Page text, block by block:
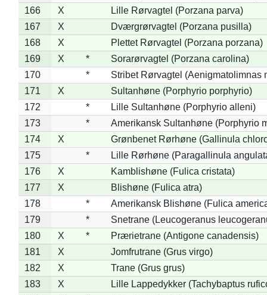
166
X
Lille Rørvagtel (Porzana parva)
167
X
Dværgrørvagtel (Porzana pusilla)
168
X
Plettet Rørvagtel (Porzana porzana)
169
X *
Sorarørvagtel (Porzana carolina)
170
*
Stribet Rørvagtel (Aenigmatolimnas
171
X
Sultanhøne (Porphyrio porphyrio)
172
*
Lille Sultanhøne (Porphyrio alleni)
173
*
Amerikansk Sultanhøne (Porphyrio
174
X
Grønbenet Rørhøne (Gallinula
175
*
Lille Rørhøne (Paragallinula
176
X
Kamblishøne (Fulica cristata)
177
X
Blishøne (Fulica atra)
178
*
Amerikansk Blishøne (Fulica
179
*
Snetrane (Leucogeranus
180
X *
Prærietrane (Antigone canadensis)
181
X
Jomfrutrane (Grus virgo)
182
X
Trane (Grus grus)
183
X
Lille Lappedykker (Tachybaptus